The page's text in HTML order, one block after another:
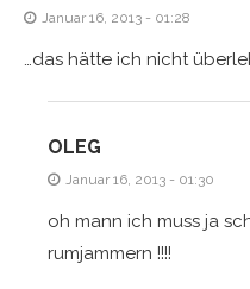
Januar 16, 2013 - 01:28
…das hätte ich nicht
OLEG
Januar 16, 2013 - 01:30
oh mann ich muss ja
rumjammern !!!!